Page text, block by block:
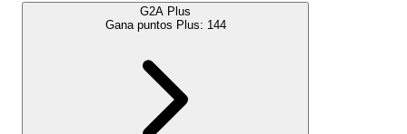
G2A Plus
Gana puntos Plus: 144